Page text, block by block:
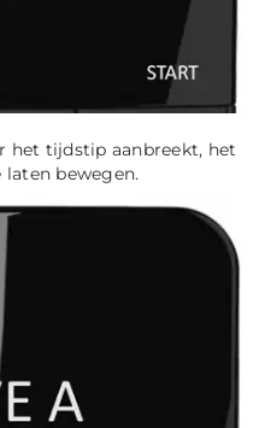
het tijdstip aanbreekt, het
laten bewegen.